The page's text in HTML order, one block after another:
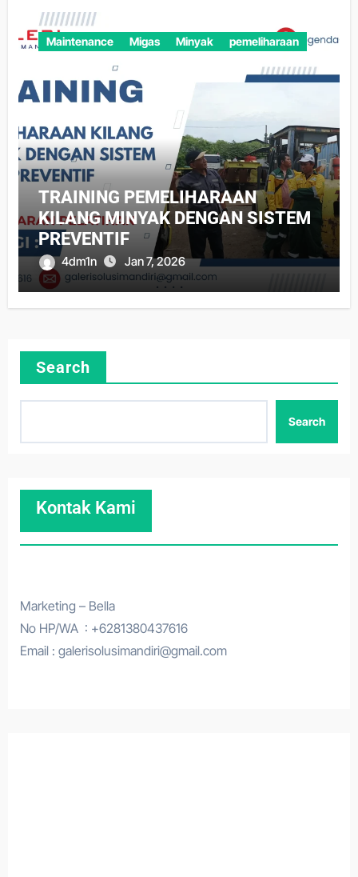
Maintenance Migas Minyak pemeliharaan
TRAINING PEMELIHARAAN
KILANG MINYAK DENGAN SISTEM
PREVENTIF
4dm1n Jan 7, 2026
Search
Search
Kontak Kami
Marketing – Bella
No HP/WA : +6281380437616
Email : galerisolusimandiri@gmail.com